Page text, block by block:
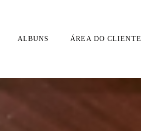
ALBUNS ÁREA DO CLIENTE